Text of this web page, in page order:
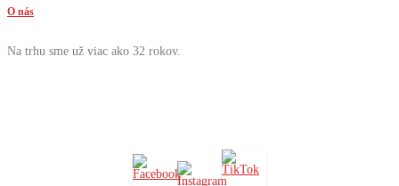
O nás
Na trhu sme už viac ako 32 rokov.